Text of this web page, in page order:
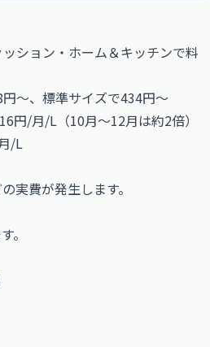
ション・ホーム＆キッチンで料
〜、標準サイズで434円〜
円/月/L（10月〜12月は約2倍）
/L
実費が発生します。
。